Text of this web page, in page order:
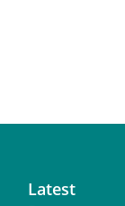
Latest